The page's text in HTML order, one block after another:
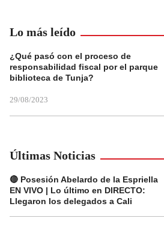
Lo más leído
¿Qué pasó con el proceso de
responsabilidad fiscal por el parque
biblioteca de Tunja?
29/08/2023
Últimas Noticias
🔴 Posesión Abelardo de la Espriella
EN VIVO | Lo último en DIRECTO:
Llegaron los delegados a Cali